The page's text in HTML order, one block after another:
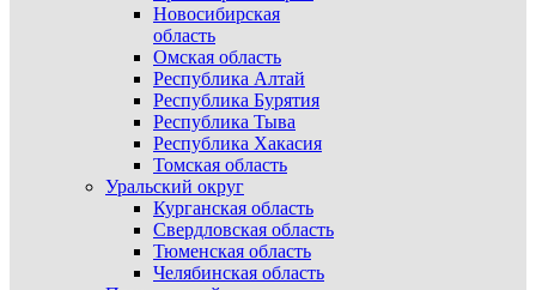
Новосибирская
область
Омская область
Республика Алтай
Республика Бурятия
Республика Тыва
Республика Хакасия
Томская область
Уральский округ
Курганская область
Свердловская область
Тюменская область
Челябинская область